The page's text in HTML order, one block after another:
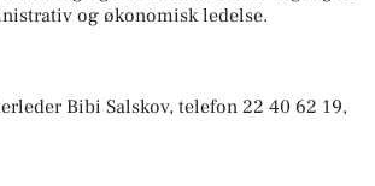
og økonomisk ledelse.
Bibi Salskov, telefon 22 40 62 19,